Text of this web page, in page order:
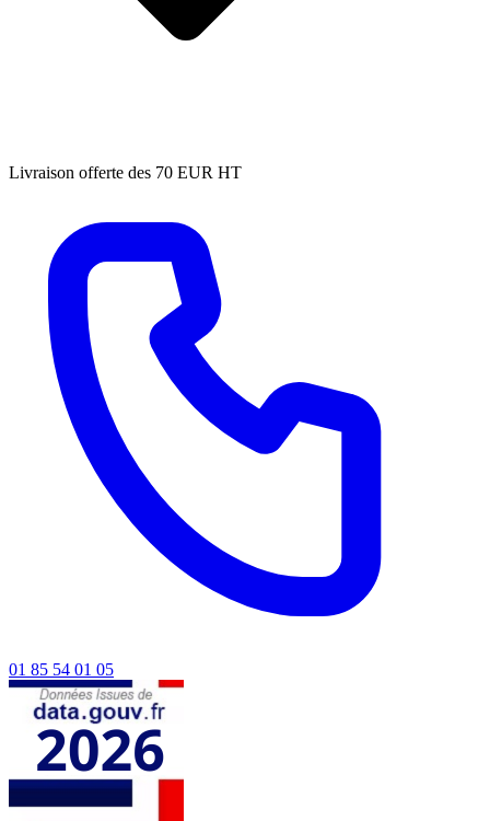
Livraison offerte des 70 EUR HT
01 85 54 01 05